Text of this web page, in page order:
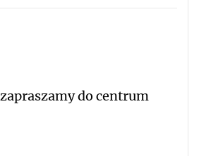
zapraszamy do centrum